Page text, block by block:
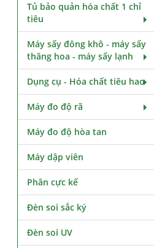
Tủ bảo quản hóa chất 1 chỉ
tiêu
Máy sấy đông khô - máy sấy
thăng hoa - máy sấy lạnh
Dụng cụ - Hóa chất tiêu hao
Máy đo độ rã
Máy đo độ hòa tan
Máy dập viên
Phân cực kế
Đèn soi sắc ký
Đèn soi UV